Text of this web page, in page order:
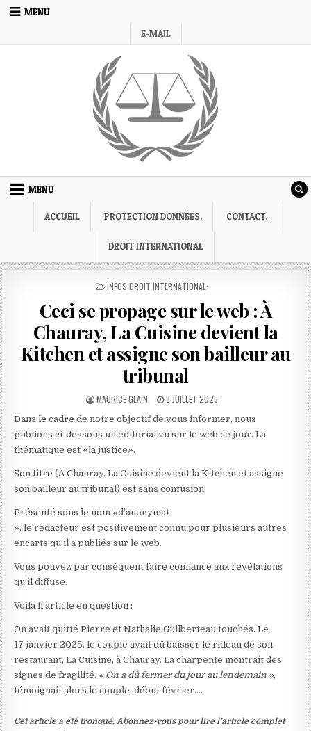
Skip
MENU
E-MAIL
MENU
ACCUEIL PROTECTION DONNÉES. CONTACT.
DROIT INTERNATIONAL
POSTED
INFOS DROIT INTERNATIONAL:
Ceci se propage sur le web : À
Chauray, La Cuisine devient la
Kitchen et assigne son bailleur au
tribunal
AUTHOR:
MAURICE GLAIN
PUBLISHED
8 JUILLET 2025
Dans le cadre de notre objectif de vous informer, nous
publions ci-dessous un éditorial vu sur le web ce jour. La
thématique est «la justice».
Son titre (À Chauray, La Cuisine devient la Kitchen et assigne
son bailleur au tribunal) est sans confusion.
Présenté sous le nom «d’anonymat
», le rédacteur est positivement connu pour plusieurs autres
encarts qu’il a publiés sur le web.
Vous pouvez par conséquent faire confiance aux révélations
qu’il diffuse.
Voilà ll’article en question :
On avait quitté Pierre et Nathalie Guilberteau touchés. Le
17 janvier 2025, le couple avait dû baisser le rideau de son
restaurant, La Cuisine, à Chauray. La charpente montrait des
signes de fragilité. « On a dû fermer du jour au lendemain »,
témoignait alors le couple, début février….
Cet article a été tronqué. Abonnez-vous pour lire l’article complet